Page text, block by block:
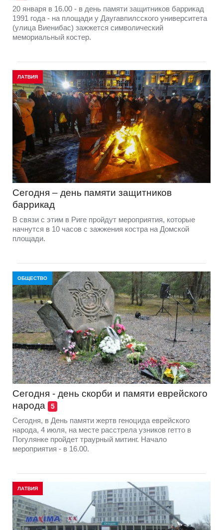
20 января в 16.00 - в день памяти защитников баррикад
1991 года - на площади у Даугавпилсского университета
(улица Виенибас) зажжется символический
мемориальный костер.
ЛАТВИЯ
Сегодня – день памяти защитников
баррикад
В связи с этим в Риге пройдут мероприятия, которые
начнутся в 10 часов с зажжения костра на Домской
площади.
ОБЩЕСТВО
Сегодня - день скорби и памяти еврейского
народа
5
Сегодня, в День памяти жертв геноцида еврейского
народа, 4 июля, на месте расстрела узников гетто в
Погулянке пройдет траурный митинг. Начало
мероприятия - в 16.00.
ЛАТВИЯ